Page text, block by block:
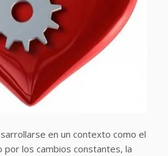
en un contexto como el
por los cambios constantes, la